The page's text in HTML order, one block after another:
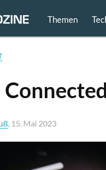
Themen
, 15. Mai 2023